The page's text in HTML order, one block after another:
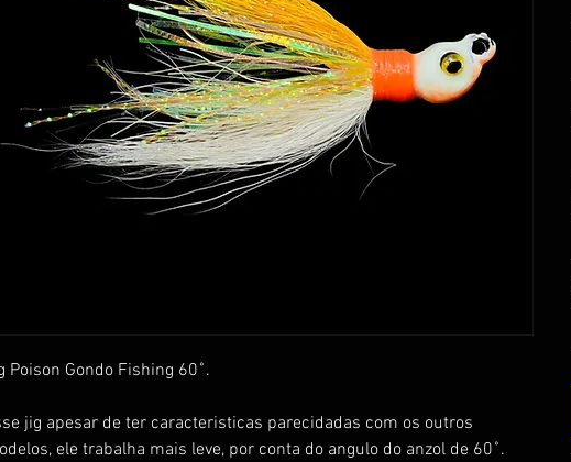
Poison Gondo Fishing 60˚.
jig apesar de ter caracteristicas parecidadas com os outros
ele trabalha mais leve, por conta do angulo do anzol de 60˚.